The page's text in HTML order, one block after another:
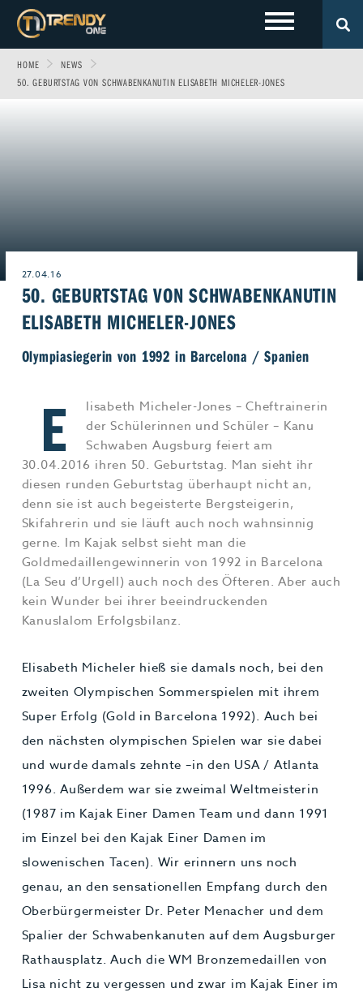
LOKALES
Team
WERBEN BEI TRENDYONE
Sport
Entertainment
Freizeit
Beruf & Karriere
Genuss
Technik
Magazin E-Paper
Kontakt
HOME
NEWS
50. GEBURTSTAG VON SCHWABENKANUTIN ELISABETH MICHELER-JONES
27.04.16
50. GEBURTSTAG VON SCHWABENKANUTIN
ELISABETH MICHELER-JONES
Olympiasiegerin von 1992 in Barcelona / Spanien
E
lisabeth Micheler-Jones – Cheftrainerin
der Schülerinnen und Schüler – Kanu
Schwaben Augsburg feiert am
30.04.2016 ihren 50. Geburtstag. Man sieht ihr
diesen runden Geburtstag überhaupt nicht an,
denn sie ist auch begeisterte Bergsteigerin,
Skifahrerin und sie läuft auch noch wahnsinnig
gerne. Im Kajak selbst sieht man die
Goldmedaillengewinnerin von 1992 in Barcelona
(La Seu d’Urgell) auch noch des Öfteren. Aber auch
kein Wunder bei ihrer beeindruckenden
Kanuslalom Erfolgsbilanz.
Elisabeth Micheler hieß sie damals noch, bei den
zweiten Olympischen Sommerspielen mit ihrem
Super Erfolg (Gold in Barcelona 1992). Auch bei
den nächsten olympischen Spielen war sie dabei
und wurde damals zehnte –in den USA / Atlanta
1996. Außerdem war sie zweimal Weltmeisterin
(1987 im Kajak Einer Damen Team und dann 1991
im Einzel bei den Kajak Einer Damen im
slowenischen Tacen). Wir erinnern uns noch
genau, an den sensationellen Empfang durch den
Oberbürgermeister Dr. Peter Menacher und dem
Spalier der Schwabenkanuten auf dem Augsburger
Rathausplatz. Auch die WM Bronzemedaillen von
Lisa nicht zu vergessen und zwar im Kajak Einer im